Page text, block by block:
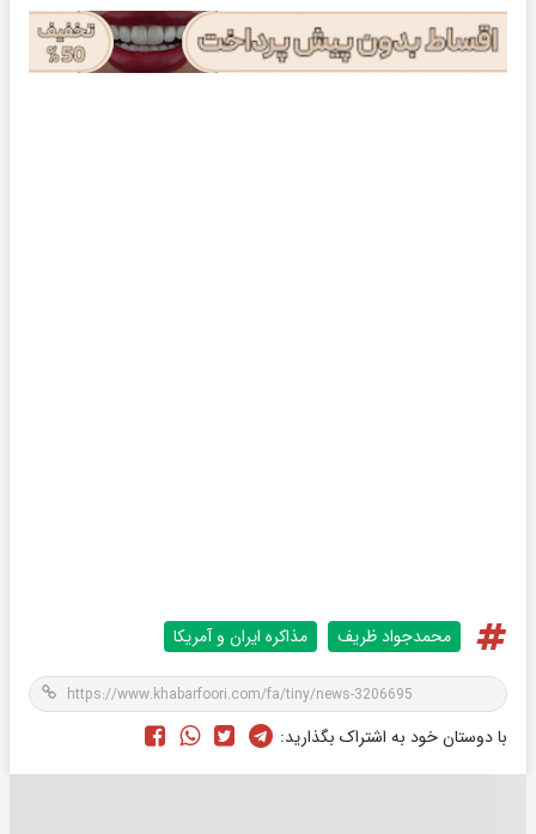
محمدجواد ظريف مذاکره ایران و آمریکا
با دوستان خود به اشتراک بگذارید: